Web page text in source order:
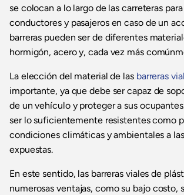
se colocan a lo largo de las carreteras
conductores y pasajeros en caso de un
barreras pueden ser de diferentes
hormigón, acero y, cada vez más
La elección del material de las barreras
importante, ya que debe ser capaz de
de un vehículo y proteger a sus
ser lo suficientemente resistentes como
condiciones climáticas y ambientales a
expuestas.
En este sentido, las barreras viales de
numerosas ventajas, como su bajo costo,